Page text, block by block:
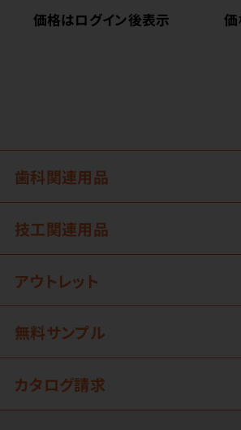
価格はログイン後表示
歯科関連用品
技工関連用品
アウトレット
無料サンプル
カタログ請求